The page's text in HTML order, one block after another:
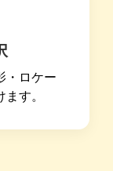
・ロケー
す。